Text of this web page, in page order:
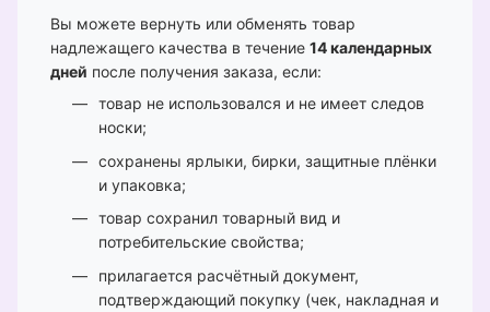
Вы можете вернуть или обменять товар
надлежащего качества в течение 14 календарных
дней после получения заказа, если:
товар не использовался и не имеет следов
носки;
сохранены ярлыки, бирки, защитные плёнки
и упаковка;
товар сохранил товарный вид и
потребительские свойства;
прилагается расчётный документ,
подтверждающий покупку (чек, накладная и